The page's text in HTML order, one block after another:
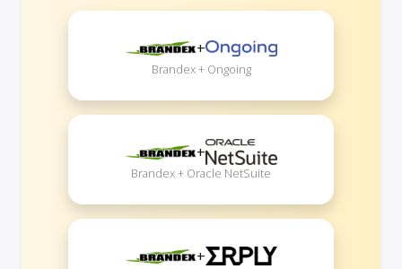
+
Brandex + Ongoing
+
Brandex + Oracle NetSuite
+